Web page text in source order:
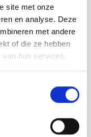
site met onze
en analyse. Deze
met andere
of die ze hebben
van hun services.
eerbetoon.
uit de
blond